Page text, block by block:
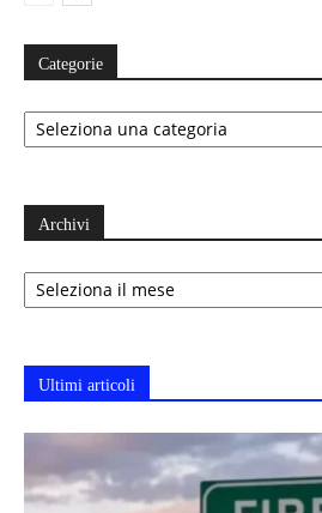
Categorie
Categorie
Archivi
Archivi
Ultimi articoli